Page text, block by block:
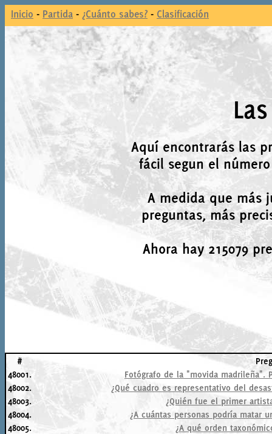
Inicio - Partida - ¿Cuánto sabes? - Clasificación
Aquí encontrarás las
fácil segun el
A medida que más
preguntas, más
Ahora hay 215079
#
48001.
Fotógrafo de la "movida madrileña".
48002.
¿Qué cuadro es representativo del
48003.
¿Quién fue el primer
48004.
¿A cuántas personas podría matar
48005.
¿A qué orden